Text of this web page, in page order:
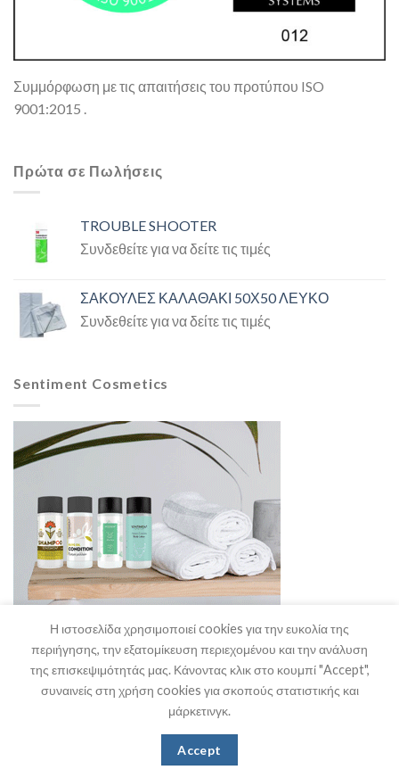
Συμμόρφωση με τις απαιτήσεις του προτύπου ISO
9001:2015 .
Πρώτα σε Πωλήσεις
TROUBLE SHOOTER
Συνδεθείτε για να δείτε τις τιμές
ΣΑΚΟΥΛΕΣ ΚΑΛΑΘΑΚΙ 50Χ50 ΛΕΥΚΟ
Συνδεθείτε για να δείτε τις τιμές
Sentiment Cosmetics
Stefanakis HO.RE.CA. Supplies
Η ιστοσελίδα χρησιμοποιεί cookies για την ευκολία της
περιήγησης, την εξατομίκευση περιεχομένου και την ανάλυση
της επισκεψιμότητάς μας. Κάνοντας κλικ στο κουμπί "Accept",
συναινείς στη χρήση cookies για σκοπούς στατιστικής και
μάρκετινγκ.
Accept